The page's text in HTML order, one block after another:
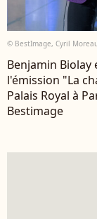
© BestImage, Cyril
Benjamin Biolay
l'émission "La
Palais Royal à
Bestimage